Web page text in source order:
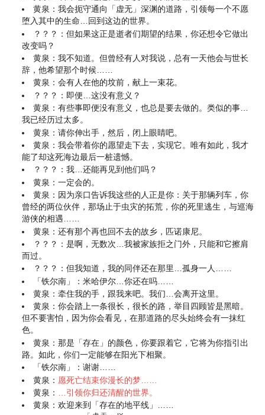
黄泉：我会扼守通向「虚无」深渊的道路，引领每一个不愿
堕入其中的生命…回到这边的世界。
？？？：但如果这正是逝者们期望的结果，你还想令它做出
改变吗？
黄泉：我不知道。但曾经有人对我说，总有一天他会与世长
辞，他希望那个时候……
黄泉：会有人在他的坟前，献上一束花。
？？？：即便…这没有意义？
黄泉：有些事即便没有意义，也总是要去做的。类似的事…
我已经历过太多。
黄泉：请你伸出手，然后，闭上眼睛吧。
黄泉：我会带着你的愿望走下去，实现它。唯有如此，我才
能了却这死海边最后一桩遗憾。
？？？：我…还能再见到他们吗？
黄泉：一定会的。
黄泉：因为亲口告诉我这些的人正是你：关于那辆列车，你
曾经的两位伙伴，那场止于虫灾的拓荒，你的死里逃生，与巡海
游侠的相遇……
黄泉：还有那个再也回不去的故乡，匹诺康尼。
？？？：是啊，无数次…我被家族拒之门外，只能和它擦肩
而过。
？？？：但我知道，我的同伴还在那里…孤身一人……
「铁尔南」：米哈伊尔…你还在吗……
黄泉：牵住我的手，跟我来吧。我们…会离开这里。
黄泉：你会踏上一条很长，很长的路，举目四顾皆是黑暗。
但不要害怕，因为你会看见，在那道路的尽头始终会有一抹红
色。
黄泉：那是「存在」的颜色，你要跟着它，它将为你指引出
路。如此，你们一定能够在阳光下相聚。
「铁尔南」：谢谢……
黄泉： 愿死亡结束你漫长的梦……
黄泉：
…引领你归还清醒的世界。
黄泉：欢迎来到「存在的地平线」……